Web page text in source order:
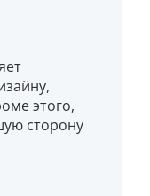
этого,
сторону